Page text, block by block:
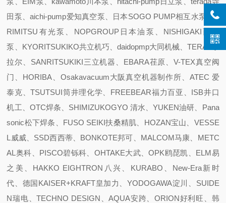
田泵、aichi-pump爱知真空泵、日本SOGO PUMP相互水泵、A
RIMITSU有光泵、NOPGROUP日本油泵、NISHIGAKI西坦
泵、KYORITSUKIKO共立机巧、daidopmp大同机械、TERAL泰
拉尔、SANRITSUKIKI三立机器、EBARA荏原、V-TEX真空阀
门、HORIBA、Osakavacuum大阪真空机器制作所、ATEC 爱
泰克、TSUTSUI筒井理化学、FREEBEAR福力百亚、ISB井口
机工、OTC焊条、SHIMIZUKOGYO 清水、YUKEN油研、Pana
sonic松下焊条、FUSO SEIKI扶桑精肌、HOZAN宝山、VESSE
L威威、SSD西西蒂、BONKOTE邦可、MALCOM马康、METC
AL奥科、PISCO碧铄科、OHTAKE大武、OPK鸥琵凯、ELM易
之美、HAKKO EIGHTRON八兴、KURABO、New-Era新时
代、德国KAISER+KRAFT皇加力、YODOGAWA淀川、SUIDE
N瑞电、TECHNO DESIGN、AQUA安跨、ORION好利旺、韩